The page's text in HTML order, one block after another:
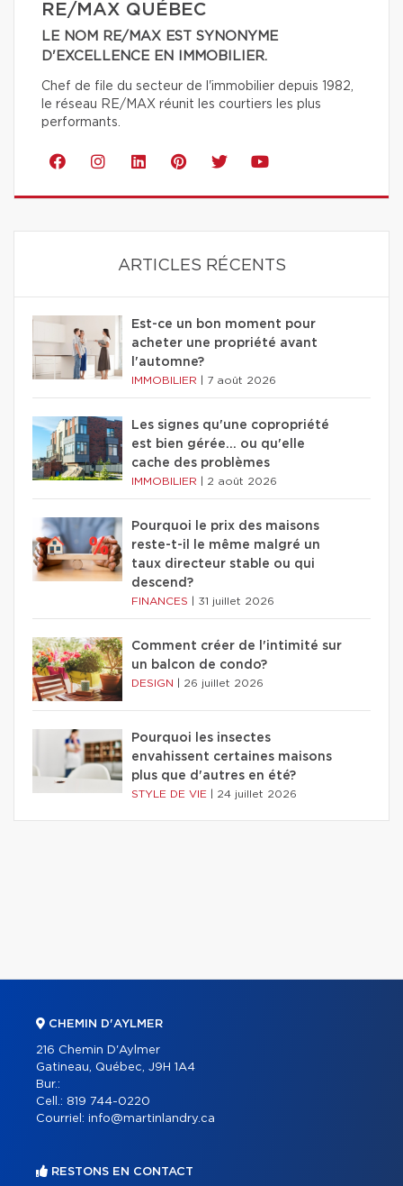
RE/MAX QUÉBEC
LE NOM RE/MAX EST SYNONYME
D'EXCELLENCE EN IMMOBILIER.
Chef de file du secteur de l'immobilier depuis 1982,
le réseau RE/MAX réunit les courtiers les plus
performants.
ARTICLES RÉCENTS
Est-ce un bon moment pour
acheter une propriété avant
l'automne?
IMMOBILIER 7 août 2026
Les signes qu'une copropriété
est bien gérée… ou qu'elle
cache des problèmes
IMMOBILIER 2 août 2026
Pourquoi le prix des maisons
reste-t-il le même malgré un
taux directeur stable ou qui
descend?
FINANCES 31 juillet 2026
Comment créer de l'intimité sur
un balcon de condo?
DESIGN 26 juillet 2026
Pourquoi les insectes
envahissent certaines maisons
plus que d'autres en été?
STYLE DE VIE 24 juillet 2026
CHEMIN D'AYLMER
216 Chemin D'Aylmer
Gatineau, Québec, J9H 1A4
Bur.:
Cell.: 819 744-0220
Courriel: info@martinlandry.ca
RESTONS EN CONTACT